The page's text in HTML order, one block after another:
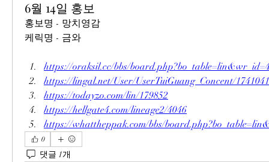
6월 14일 홍보
홍보명 - 망치영감
케릭명 - 금와
https://oraksil.cc/bbs/
https://lingal.net/User/UserTuiGuang_Concent/1741041
https://todayzo.com/lin/179852
https://hellgate4.com/lineage2/4046
https://whattheppak.com/bbs/
0
댓글 1개